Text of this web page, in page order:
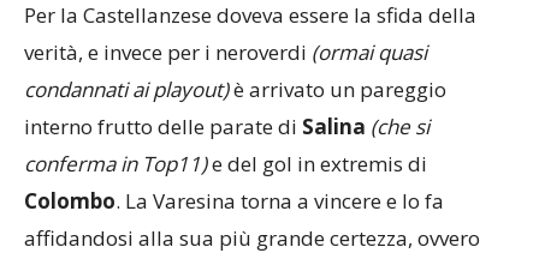
Per la Castellanzese doveva essere la sfida della
verità, e invece per i neroverdi (ormai quasi
condannati ai playout)è arrivato un pareggio
interno frutto delle parate di Salina (che si
conferma in Top11)e del gol in extremis di
Colombo. La Varesina torna a vincere e lo fa
affidandosi alla sua più grande certezza, ovvero